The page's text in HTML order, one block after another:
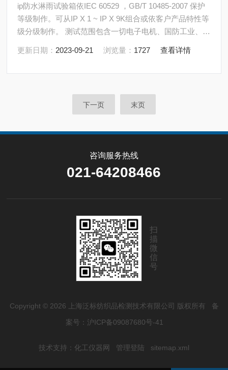
ip防水淋雨试验箱依IEC 60529 ，GB/T 10485-2007 保护
等级制作。可从IP X 1 ~ IP X 9K组合或依客户产品特性等
级分级制作。 测试范围包含一切电子电机、国防工业、车
更新日期： 2023-09-21 浏览量： 1727 查看详情
下一页 末页
咨询服务热线
021-64208466
扫
描
微
信
号
Copyright © 2026 上海泛标纺织品检测技术有限公司 版权所有 备
案号：沪ICP备09087680号-41
技术支持： 化工仪器网 管理登陆 sitemap.xml